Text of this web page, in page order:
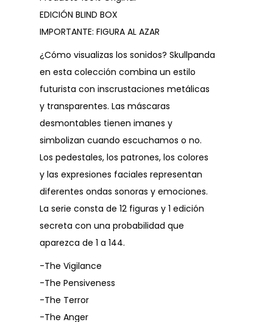
EDICIÓN BLIND BOX
IMPORTANTE: FIGURA AL AZAR
¿Cómo visualizas los sonidos? Skullpanda
en esta colección combina un estilo
futurista con inscrustaciones metálicas
y transparentes. Las máscaras
desmontables tienen imanes y
simbolizan cuando escuchamos o no.
Los pedestales, los patrones, los colores
y las expresiones faciales representan
diferentes ondas sonoras y emociones.
La serie consta de 12 figuras y 1 edición
secreta con una probabilidad que
aparezca de 1 a 144.
-The Vigilance
-The Pensiveness
-The Terror
-The Anger